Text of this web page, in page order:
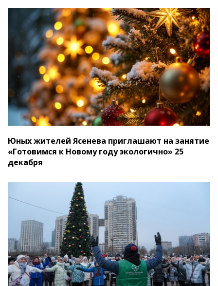
Юных жителей Ясенева приглашают на занятие
«Готовимся к Новому году экологично» 25
декабря